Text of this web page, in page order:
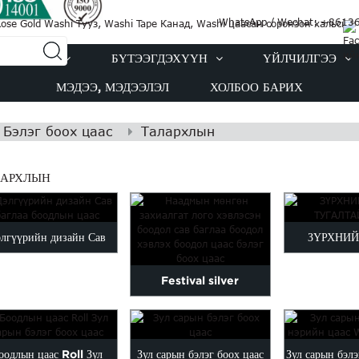
WhatsApp / Wechat:
ТУХАЙ БҮТЭЭГДЭХҮҮН ҮЙЛЧИЛГЭЭ
МЭДЭЭ, МЭДЭЭЛЭЛ ХОЛБОО БАРИХ
Бэлэг боох цаас Талархлын
дизайн Сав
Festival silver
customized logo printed
wrap pa...
цаас Roll Зул Зул сарын бэлэг боох цаас Зул сарын